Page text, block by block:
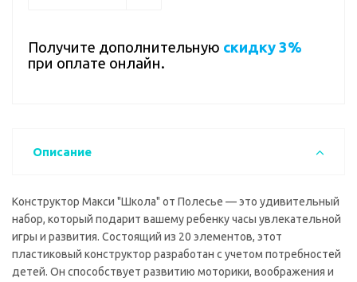
Получите дополнительную скидку 3%
при оплате онлайн.
Описание
Конструктор Макси "Школа" от Полесье — это удивительный
набор, который подарит вашему ребенку часы увлекательной
игры и развития. Состоящий из 20 элементов, этот
пластиковый конструктор разработан с учетом потребностей
детей. Он способствует развитию моторики, воображения и